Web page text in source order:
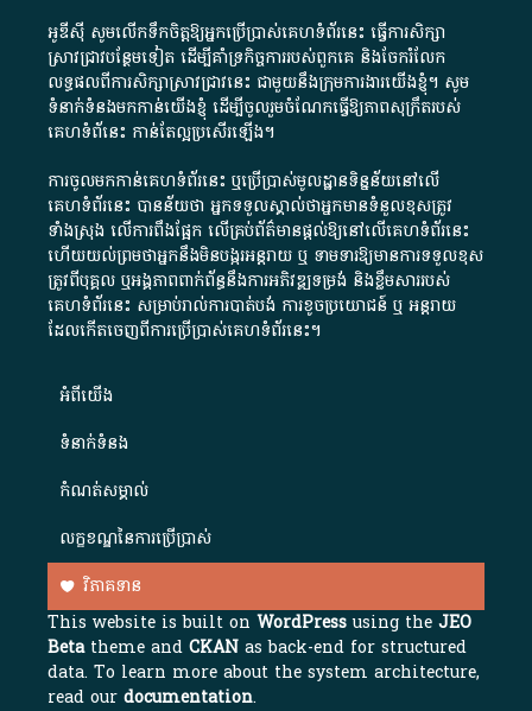
អូឌីស៊ី សូមលើកទឹកចិត្តឱ្យអ្នកប្រើប្រាស់គេហទំព័រនេះ ធ្វើការសិក្សា
ស្រាវជ្រាវបន្ថែមទៀត ដើម្បីគាំទ្រកិច្ចការ​របស់ពួកគេ និងចែករំលែក
លទ្ធផលពីការសិក្សាស្រាវជ្រាវនេះ ជាមួយនឹងក្រុមការងារយើងខ្ញុំ។ សូម
ទំនាក់ទំនងមកកាន់យើងខ្ញុំ ដើម្បីចូលរួមចំណែកធ្វើឱ្យភាពសុក្រឹតរបស់
គេហទំព័នេះ កាន់តែល្អប្រសើរឡើង។
ការចូលមកកាន់គេហទំព័រនេះ ឬប្រើប្រាស់មូលដ្ឋានទិន្នន័យនៅលើ
គេហទំព័រនេះ បានន័យថា អ្នកទទួលស្គាល់ថាអ្នកមានទំនួលខុសត្រូវ
ទាំងស្រុង លើការពឹងផ្អែក លើគ្រប់ព័ត៌មានផ្តល់ឱ្យនៅលើគេហទំព័រនេះ
ហើយយល់ព្រមថាអ្នកនឹងមិនបង្ករអន្តរាយ ឬ ទាមទារ​ឱ្យមានការទទួលខុស​
ត្រូវពីបុគ្គល ឬអង្គភាពពាក់ព័ន្ធនឹងការអភិវឌ្ឍទម្រង់ និងខ្លឹមសាររបស់
គេហទំព័រនេះ សម្រាប់រាល់ការបាត់បង់ ការខូចប្រយោជន៍ ឬ អន្តរាយ
ដែលកើតចេញពីការប្រើប្រាស់គេហទំព័រនេះ។
អំពី​យើង​
ទំនាក់ទំនង
កំណត់សម្គាល់
លក្ខខណ្ឌនៃការប្រើប្រាស់
វិភាគទាន
This website is built onWordPressusing theJEO
Betatheme andCKAN as back-end for structured
data. To learn more about the system architecture,
read ourdocumentation.